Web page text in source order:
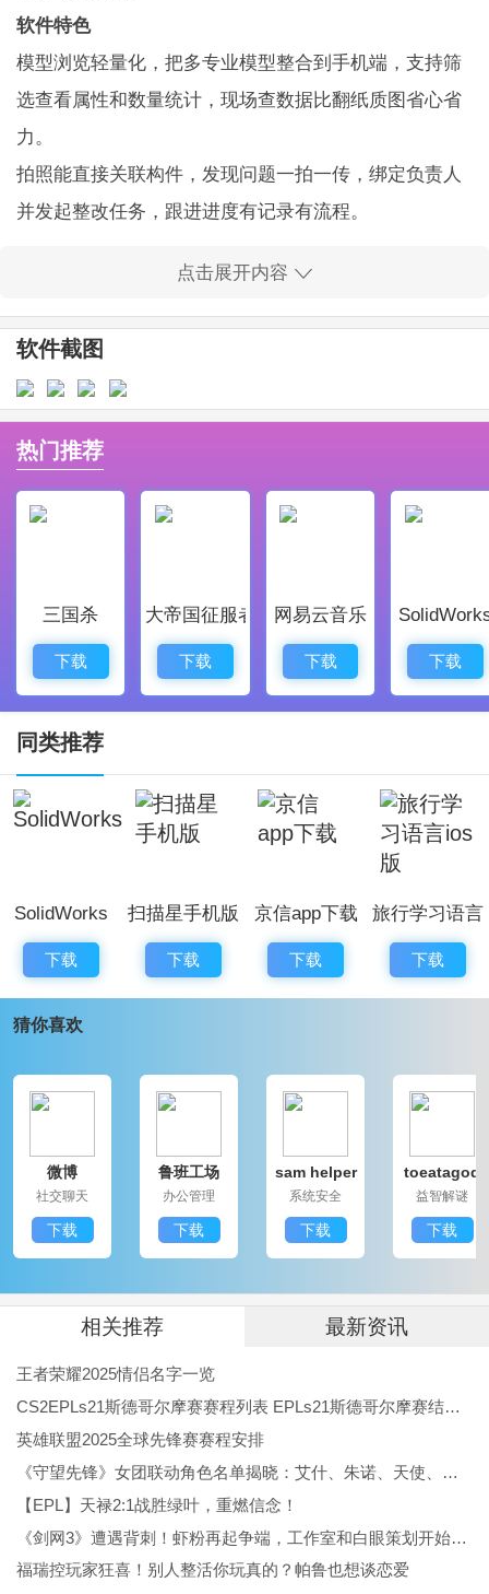
软件特色
模型浏览轻量化，把多专业模型整合到手机端，支持筛
选查看属性和数量统计，现场查数据比翻纸质图省心省
力。
拍照能直接关联构件，发现问题一拍一传，绑定负责人
并发起整改任务，跟进进度有记录有流程。
单测量和编辑，资料放云端，查找方便不慌张。
企业看板把产值进度和成本数据可视化，地图分布一目
了然，问题类型和处理状态看得清楚。
软件亮点
多平台模型整合，兼容主流BIM源，省去来回传模型的
麻烦，现场和办公室数据说的是同一套话。
移动端操作流畅，界面直观，工地人员上手快，干活效
项目变得有章可循。
消息推送及时，把产值更新和整改提醒送到人，信息不
丢链，问题处理更快。
游戏优势
省掉很多重复
问答。
BIM定位帮忙把楼层和位置锁定，施工不容易跑偏，验
节省时间成本，查数上传资料都在手，少跑图纸少打
印，事情办得更快速利落。
划分都更清晰。
鲁班工场app是一款质量安全管理软件。用起来亲民又接
场，能让沟通更顺畅、定位更准、任务更好跟进，是干
活儿的好帮手。
点击展开内容
软件截图
热门推荐
三国杀
下载
大帝国征服者
下载
网易云音乐
下载 下载
同类推荐
SolidWorks
下载
扫描星手机版
下载
京信app下载
下载
旅行学习语言
ios版
下载
猜你喜欢
微博
社交聊天
下载
鲁班工场
办公管理
下载
sam helper
系统安全
下载
toeatagod
益智解谜
下载
相关推荐 最新资讯
王者荣耀2025情侣名字一览
CS2EPLs21斯德哥尔摩赛赛程列表 EPLs21斯德哥尔摩赛结果公布
英雄联盟2025全球先锋赛赛程安排
《守望先锋》女团联动角色名单揭晓：艾什、朱诺、天使、伊拉锐与D.Va！
【EPL】天禄2:1战胜绿叶，重燃信念！
《剑网3》遭遇背刺！虾粉再起争端，工作室和白眼策划开始反噬
福瑞控玩家狂喜！别人整活你玩真的？帕鲁也想谈恋爱